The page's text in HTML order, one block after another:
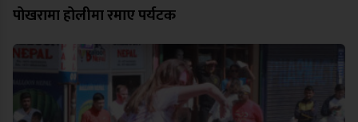
पोखरामा होलीमा रमाए पर्यटक